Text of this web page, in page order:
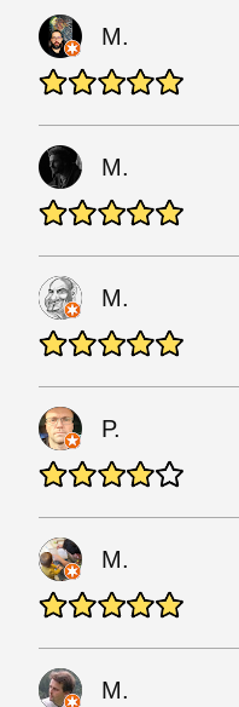
M.
M.
M.
P.
M.
M.